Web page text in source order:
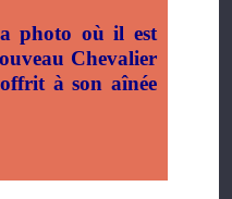
photo où il est
Chevalier
à son aînée